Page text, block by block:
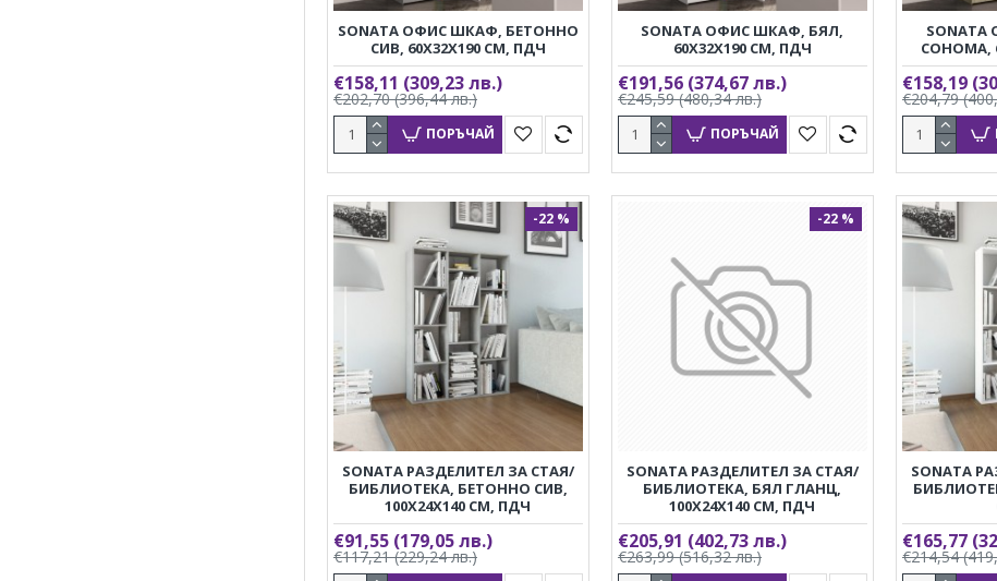
SONATA ОФИС ШКАФ, БЕТОННО
СИВ, 60X32X190 СМ, ПДЧ
€158,11 (309,23 лв.)
€202,70(396,44 лв.)
ПОРЪЧАЙ
SONATA ОФИС ШКАФ, БЯЛ,
60X32X190 СМ, ПДЧ
€191,56 (374,67 лв.)
€245,59(480,34 лв.)
ПОРЪЧАЙ
СОНОМА,
€158,19
€204,79
-22 %
SONATA РАЗДЕЛИТЕЛ ЗА СТАЯ/
БИБЛИОТЕКА, БЕТОННО СИВ,
100X24X140 СМ, ПДЧ
€91,55 (179,05 лв.)
€117,21(229,24 лв.)
-22 %
SONATA РАЗДЕЛИТЕЛ ЗА СТАЯ/
БИБЛИОТЕКА, БЯЛ ГЛАНЦ,
100X24X140 СМ, ПДЧ
€205,91 (402,73 лв.)
€263,99(516,32 лв.)
SONATA
€165,77
€214,54